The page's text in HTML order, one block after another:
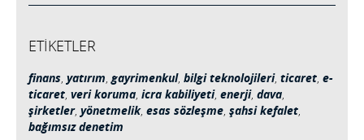
ETİKETLER
finans, yatırım,gayrimenkul, bilgi teknolojileri, ticaret, e-
ticaret, veri koruma, icra kabiliyeti, enerji, dava,
şirketler, yönetmelik, esas sözleşme, şahsi kefalet,
bağımsız denetim